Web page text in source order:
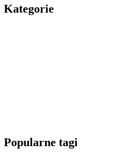
Kategorie
Popularne tagi